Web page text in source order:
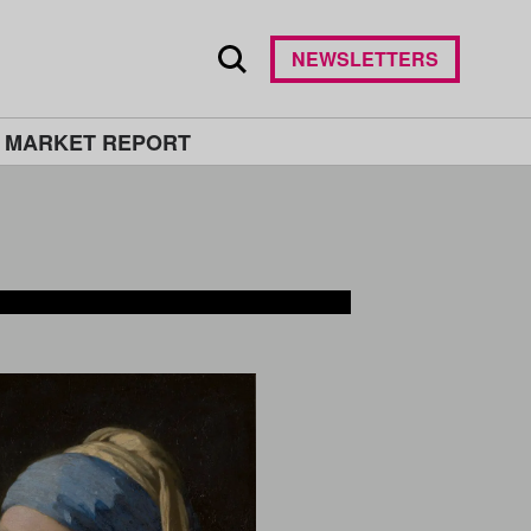
REPORT
NEWSLETTERS